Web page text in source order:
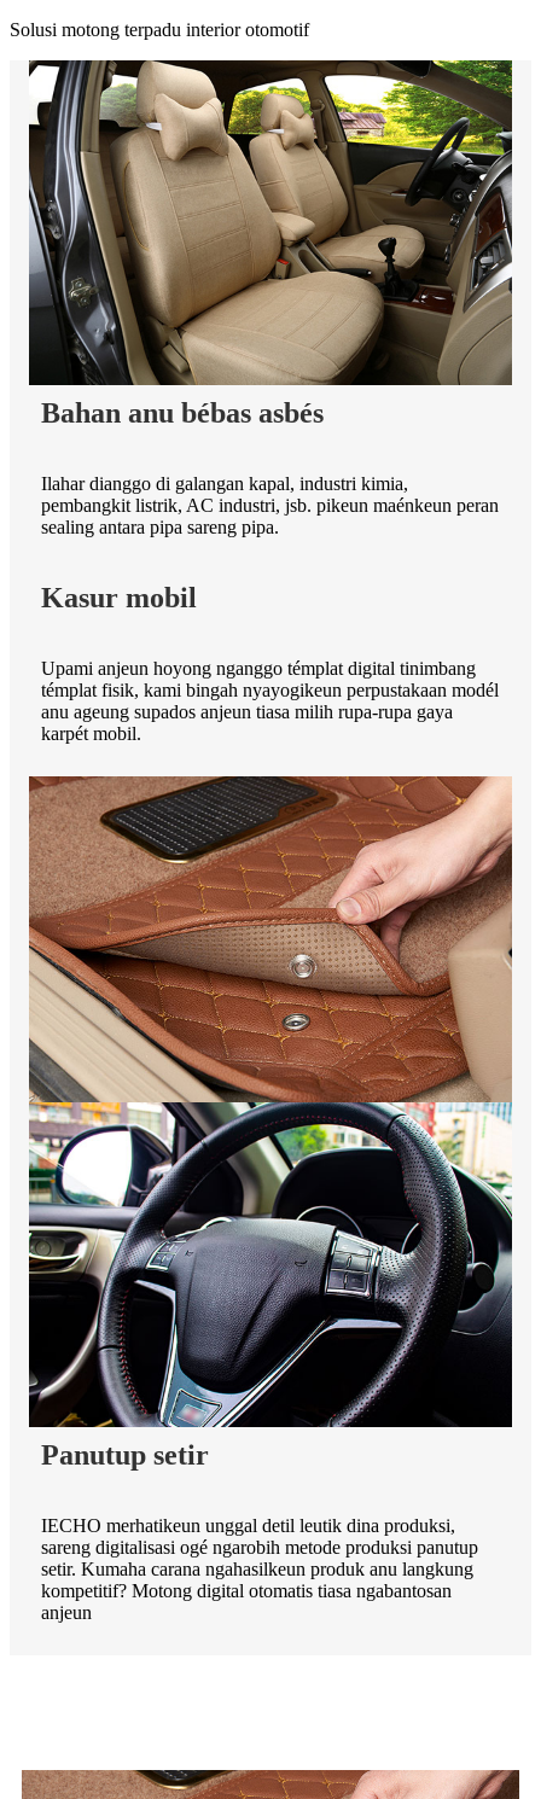
Solusi motong terpadu interior otomotif
Bahan anu bébas asbés
Ilahar dianggo di galangan kapal, industri kimia,
pembangkit listrik, AC industri, jsb. pikeun maénkeun peran
sealing antara pipa sareng pipa.
Kasur mobil
Upami anjeun hoyong nganggo témplat digital tinimbang
témplat fisik, kami bingah nyayogikeun perpustakaan modél
anu ageung supados anjeun tiasa milih rupa-rupa gaya
karpét mobil.
Panutup setir
IECHO merhatikeun unggal detil leutik dina produksi,
sareng digitalisasi ogé ngarobih metode produksi panutup
setir. Kumaha carana ngahasilkeun produk anu langkung
kompetitif? Motong digital otomatis tiasa ngabantosan
anjeun